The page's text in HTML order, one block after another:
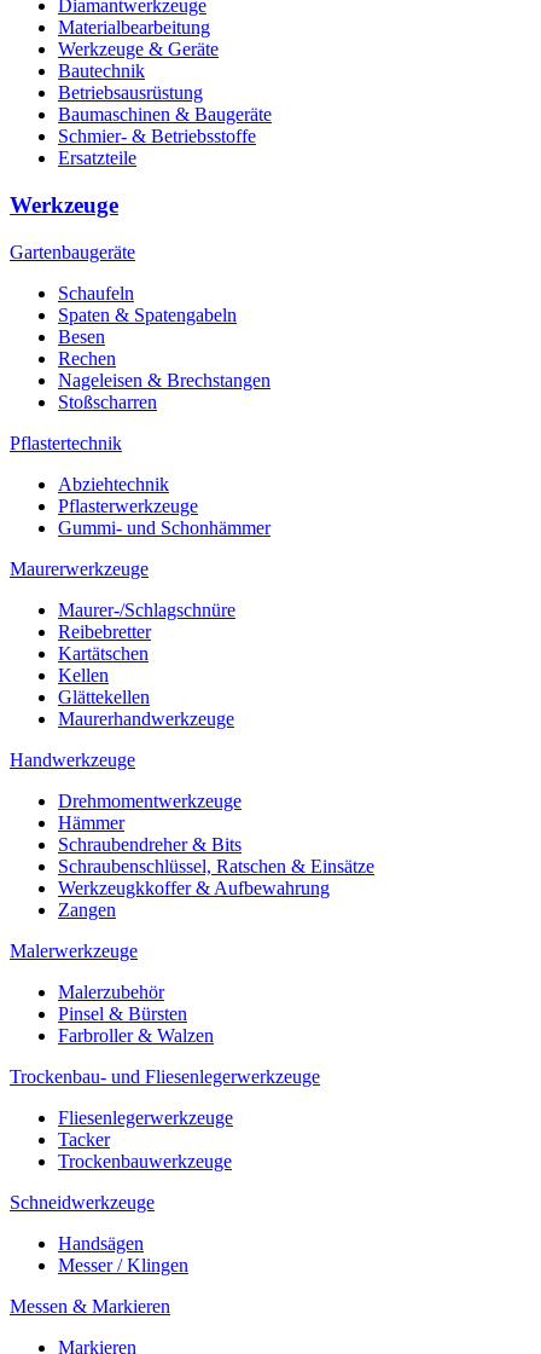
Diamantwerkzeuge
Materialbearbeitung
Werkzeuge & Geräte
Bautechnik
Betriebsausrüstung
Baumaschinen & Baugeräte
Schmier- & Betriebsstoffe
Ersatzteile
Werkzeuge
Gartenbaugeräte
Schaufeln
Spaten & Spatengabeln
Besen
Rechen
Nageleisen & Brechstangen
Stoßscharren
Pflastertechnik
Abziehtechnik
Pflasterwerkzeuge
Gummi- und Schonhämmer
Maurerwerkzeuge
Maurer-/Schlagschnüre
Reibebretter
Kartätschen
Kellen
Glättekellen
Maurerhandwerkzeuge
Handwerkzeuge
Drehmomentwerkzeuge
Hämmer
Schraubendreher & Bits
Schraubenschlüssel, Ratschen & Einsätze
Werkzeugkkoffer & Aufbewahrung
Zangen
Malerwerkzeuge
Malerzubehör
Pinsel & Bürsten
Farbroller & Walzen
Trockenbau- und Fliesenlegerwerkzeuge
Fliesenlegerwerkzeuge
Tacker
Trockenbauwerkzeuge
Schneidwerkzeuge
Handsägen
Messer / Klingen
Messen & Markieren
Markieren